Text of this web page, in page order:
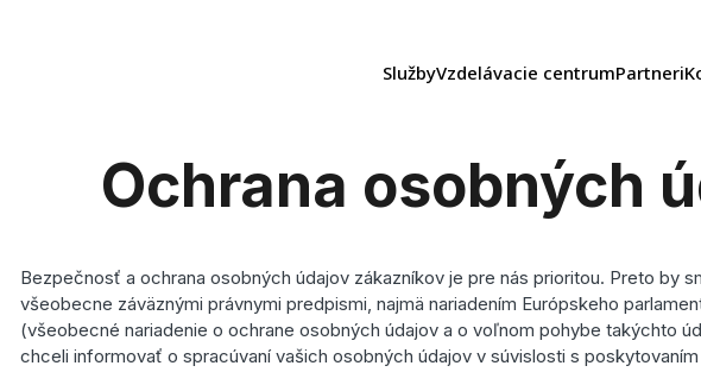
SlužbyVzdelávacie centrumPartneri
Ochrana osobných
Bezpečnosť a ochrana osobných údajov zákazníkov je pre nás prioritou. Preto by
všeobecne záväznými právnymi predpismi, najmä nariadením Európskeho
(všeobecné nariadenie o ochrane osobných údajov a o voľnom pohybe takýchto
chceli informovať o spracúvaní vašich osobných údajov v súvislosti s